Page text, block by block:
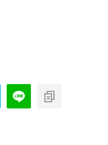
blog/wp-
count-